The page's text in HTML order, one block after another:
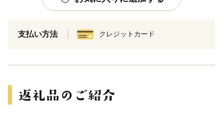
支払い方法 クレジットカード